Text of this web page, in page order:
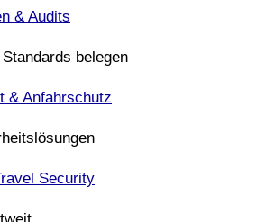
& Audits
belegen
& Anfahrschutz
Security